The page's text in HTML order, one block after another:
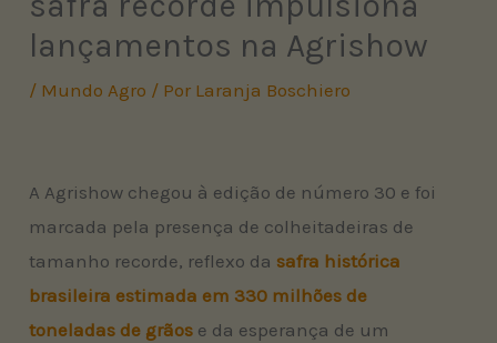
lançamentos na Agrishow
/ Mundo Agro / Por Laranja Boschiero
A Agrishow chegou à edição de número 30 e foi
marcada pela presença de colheitadeiras de
tamanho recorde, reflexo da safra histórica
brasileira estimada em 330 milhões de
toneladas de grãos e da esperança de um